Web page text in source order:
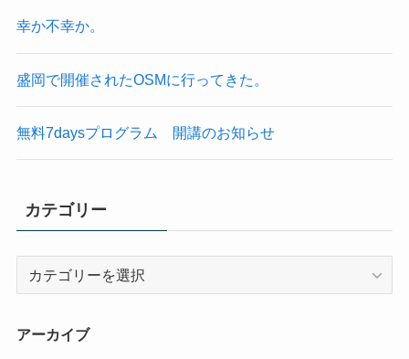
幸か不幸か。
盛岡で開催されたOSMに行ってきた。
無料7daysプログラム 開講のお知らせ
カテゴリー
リ
アーカイブ